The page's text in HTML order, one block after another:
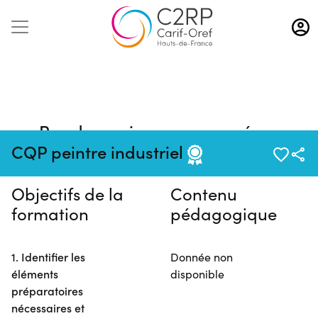
Aller
au
contenu
CQP peintre industriel
Pas de session programmée en
ce moment
Objectifs de la
formation
1. Identifier les
éléments
préparatoires
nécessaires et
Contenu
pédagogique
Donnée non
disponible